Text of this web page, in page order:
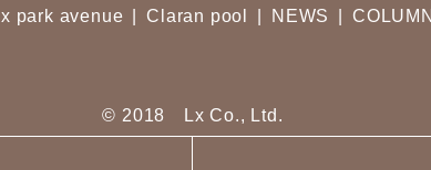
park avenue Claran pool NEWS COLUMN
© 2018 Lx Co., Ltd.